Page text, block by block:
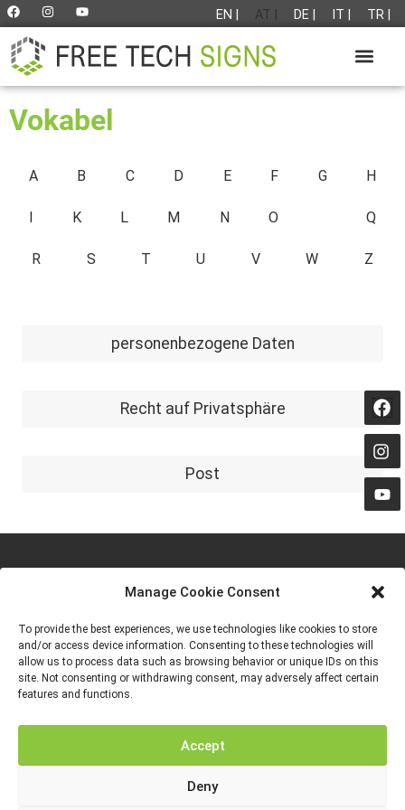
Manage Cookie Consent
To provide the best experiences, we use technologies like cookies to store
and/or access device information. Consenting to these technologies will
allow us to process data such as browsing behavior or unique IDs on this
site. Not consenting or withdrawing consent, may adversely affect certain
features and functions.
Accept
Deny
EN | AT | DE | IT | TR |
Vokabel
A B C D E F G H
I K L M N O Q
R S T U V W Z
personenbezogene Daten
Recht auf Privatsphäre
Post
die Europäische Union noch die EACEA können dafür verantwortlich gemacht
werden.